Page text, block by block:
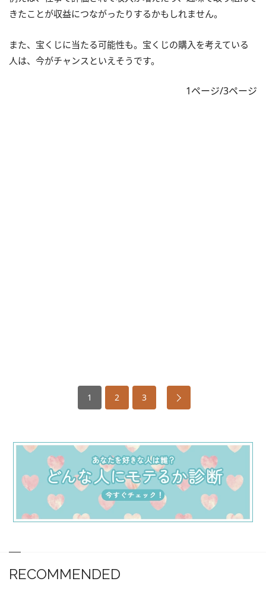
きたことが収益につながったりするかもしれません。
また、宝くじに当たる可能性も。宝くじの購入を考えている
人は、今がチャンスといえそうです。
1ページ/3ページ
1 2 3
RECOMMENDED